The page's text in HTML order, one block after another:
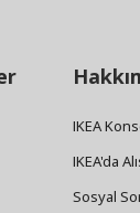
IKEA
IKEA'da
Sosyal